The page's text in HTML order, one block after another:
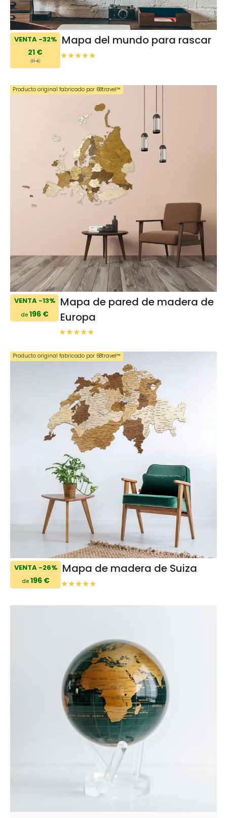
VENTA -32%
21 €
31 €
Mapa del mundo para rascar
VENTA -13%
de196 €
Mapa de pared de madera de
Europa
Producto original fabricado por 68travel™️
VENTA -26%
de196 €
Mapa de madera de Suiza
Producto original fabricado por 68travel™️